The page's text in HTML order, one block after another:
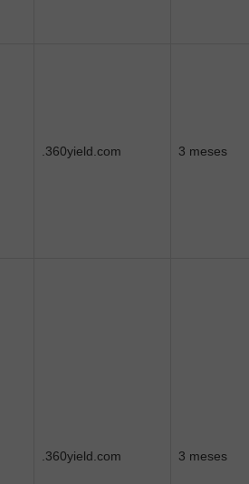
.360yield.com 3 meses
.360yield.com 3 meses